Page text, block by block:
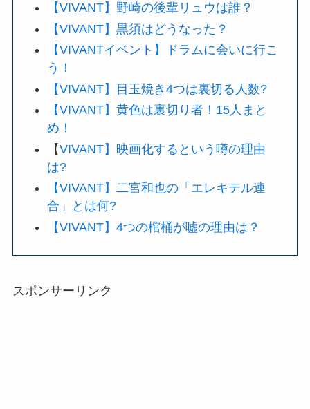
【VIVANT】野崎の後輩リュウは誰？
【VIVANT】黒須はどうなった？
【VIVANTイベント】ドラムに会いに行こ
う！
【VIVANT】目玉焼き4つは裏切る人数?
【VIVANT】黄色は裏切り者！15人まと
め！
【VIVANT】映画化するという噂の理由
は?
【VIVANT】二宮和也の「エレキテル連
合」とは何?
【VIVANT】4つの棺桶が嘘の理由は？
スポンサーリンク